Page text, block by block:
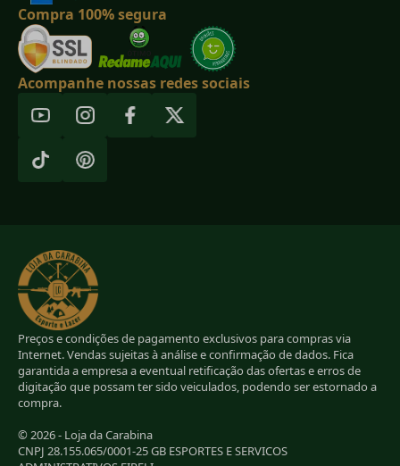
Compra 100% segura
Acompanhe nossas redes sociais
Preços e condições de pagamento exclusivos para compras via
Internet. Vendas sujeitas à análise e confirmação de dados. Fica
garantida a empresa a eventual retificação das ofertas e erros de
digitação que possam ter sido veiculados, podendo ser estornado a
compra.
© 2026 - Loja da Carabina
CNPJ 28.155.065/0001-25 GB ESPORTES E SERVICOS